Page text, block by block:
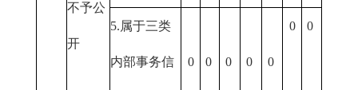
不予公
开
5.属于三类
内部事务信 0 0 0 0 0
0 0